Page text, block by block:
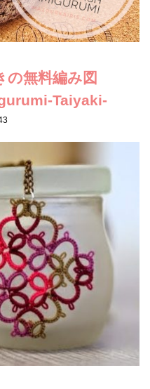
の無料編み図
Taiyaki-